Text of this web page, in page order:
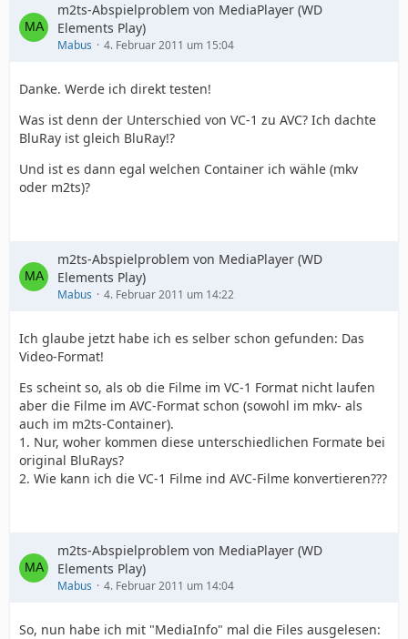
m2ts-Abspielproblem von MediaPlayer (WD
Elements Play)
Mabus 4. Februar 2011 um 15:04
Danke. Werde ich direkt testen!
Was ist denn der Unterschied von VC-1 zu AVC? Ich dachte
BluRay ist gleich BluRay!?
Und ist es dann egal welchen Container ich wähle (mkv
oder m2ts)?
m2ts-Abspielproblem von MediaPlayer (WD
Elements Play)
Mabus 4. Februar 2011 um 14:22
Ich glaube jetzt habe ich es selber schon gefunden: Das
Video-Format!
Es scheint so, als ob die Filme im VC-1 Format nicht laufen
aber die Filme im AVC-Format schon (sowohl im mkv- als
auch im m2ts-Container).
1. Nur, woher kommen diese unterschiedlichen Formate bei
original BluRays?
2. Wie kann ich die VC-1 Filme ind AVC-Filme konvertieren???
m2ts-Abspielproblem von MediaPlayer (WD
Elements Play)
Mabus 4. Februar 2011 um 14:04
So, nun habe ich mit "MediaInfo" mal die Files ausgelesen: